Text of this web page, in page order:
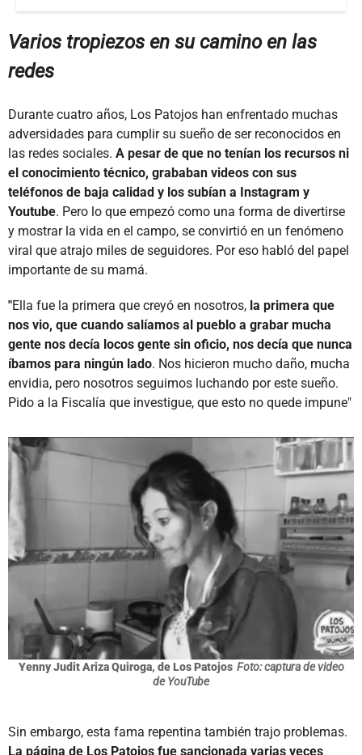
Varios tropiezos en su camino en las
redes
Durante cuatro años, Los Patojos han enfrentado muchas
adversidades para cumplir su sueño de ser reconocidos en
las redes sociales. A pesar de que no tenían los recursos ni
el conocimiento técnico, grababan videos con sus
teléfonos de baja calidad y los subían a Instagram y
Youtube. Pero lo que empezó como una forma de divertirse
y mostrar la vida en el campo, se convirtió en un fenómeno
viral que atrajo miles de seguidores. Por eso habló del papel
importante de su mamá.
"Ella fue la primera que creyó en nosotros, la primera que
nos vio, que cuando salíamos al pueblo a grabar mucha
gente nos decía locos gente sin oficio, nos decía que nunca
íbamos para ningún lado. Nos hicieron mucho daño, mucha
envidia, pero nosotros seguimos luchando por este sueño.
Pido a la Fiscalía que investigue, que esto no quede impune"
Yenny Judit Ariza Quiroga, de Los Patojos Foto: captura de video
de YouTube
Sin embargo, esta fama repentina también trajo problemas.
La página de Los Patojos fue sancionada varias veces